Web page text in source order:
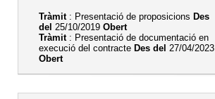
Tràmit: Presentació de proposicions Des
del 25/10/2019 Obert
Tràmit: Presentació de documentació en
execució del contracte Des del 27/04/2023
Obert